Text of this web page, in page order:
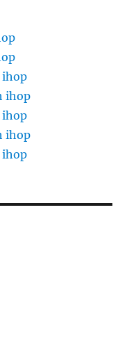
ihop
ihop
ihop
ihop
ihop